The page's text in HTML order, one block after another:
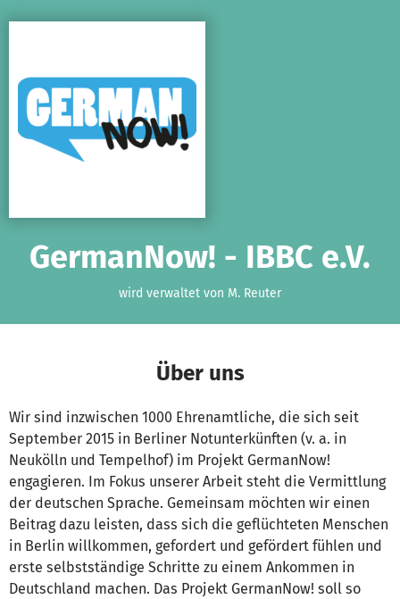
GermanNow! - IBBC e.V.
wird verwaltet von M. Reuter
Über uns
Wir sind inzwischen 1000 Ehrenamtliche, die sich seit
September 2015 in Berliner Notunterkünften (v. a. in
Neukölln und Tempelhof) im Projekt GermanNow!
engagieren. Im Fokus unserer Arbeit steht die Vermittlung
der deutschen Sprache. Gemeinsam möchten wir einen
Beitrag dazu leisten, dass sich die geflüchteten Menschen
in Berlin willkommen, gefordert und gefördert fühlen und
erste selbstständige Schritte zu einem Ankommen in
Deutschland machen. Das Projekt GermanNow! soll so